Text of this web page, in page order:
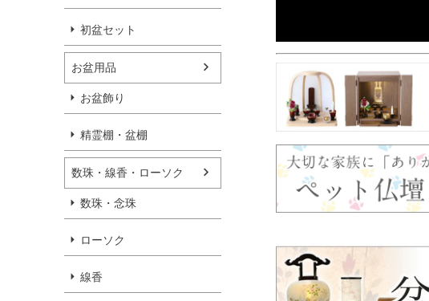
初盆セット
お盆用品
お盆飾り
精霊棚・盆棚
数珠・線香・ローソク
数珠・念珠
ローソク
線香